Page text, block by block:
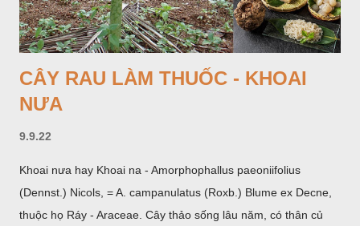
CÂY RAU LÀM THUỐC - KHOAI
NƯA
9.9.22
Khoai nưa hay Khoai na - Amorphophallus paeoniifolius
(Dennst.) Nicols, = A. campanulatus (Roxb.) Blume ex Decne,
thuộc họ Ráy - Araceae. Cây thảo sống lâu năm, có thân củ